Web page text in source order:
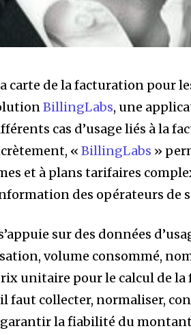
carte de la facturation pour
BillingLabs, une
cas d’usage liés à la
« BillingLabs »
et à plans tarifaires
des opérateurs de
sur des données
volume consommé,
unitaire pour le calcul de la
faut collecter, normaliser,
la fiabilité du